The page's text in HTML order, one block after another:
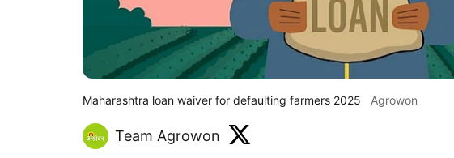
Maharashtra loan waiver for defaulting farmers 2025 Agrowon
Team Agrowon